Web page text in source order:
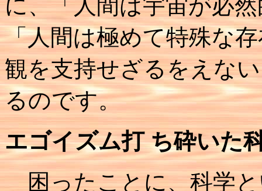
に、「人間は宇宙が必
「人間は極めて特殊な
観を支持せざるをえな
るのです。
エゴイズム打 ち砕いた
困ったことに、科学と